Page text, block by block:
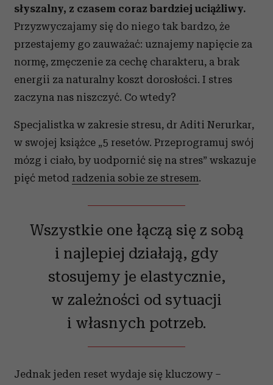
słyszalny, z czasem coraz bardziej uciążliwy.
Przyzwyczajamy się do niego tak bardzo, że
przestajemy go zauważać: uznajemy napięcie za
normę, zmęczenie za cechę charakteru, a brak
energii za naturalny koszt dorosłości. I stres
zaczyna nas niszczyć. Co wtedy?
Specjalistka w zakresie stresu, dr Aditi Nerurkar,
w swojej książce „5 resetów. Przeprogramuj swój
mózg i ciało, by uodpornić się na stres” wskazuje
pięć metod radzenia sobie ze stresem.
Wszystkie one łączą się z sobą
i najlepiej działają, gdy
stosujemy je elastycznie,
w zależności od sytuacji
i własnych potrzeb.
Jednak jeden reset wydaje się kluczowy –